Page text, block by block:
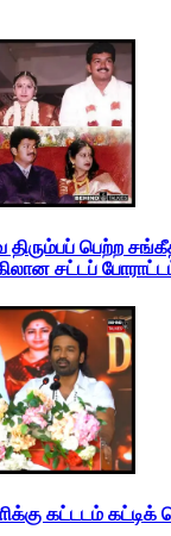
பெற்ற
சட்டப்
கட்டடம் கட்டிக்